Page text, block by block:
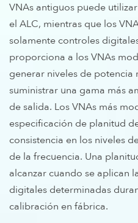
VNAs antiguos puede
el ALC, mientras que los
solamente controles
proporciona a los VNAs
generar niveles de potencia
suministrar una gama más
de salida. Los VNAs más
especificación de planitud
consistencia en los niveles
de la frecuencia. Una
alcanzar cuando se aplican
digitales determinadas
calibración en fábrica.